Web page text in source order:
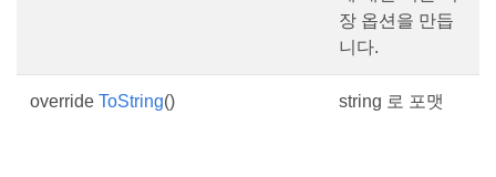
장 옵션을 만듭
니다.
override ToString() string 로 포맷